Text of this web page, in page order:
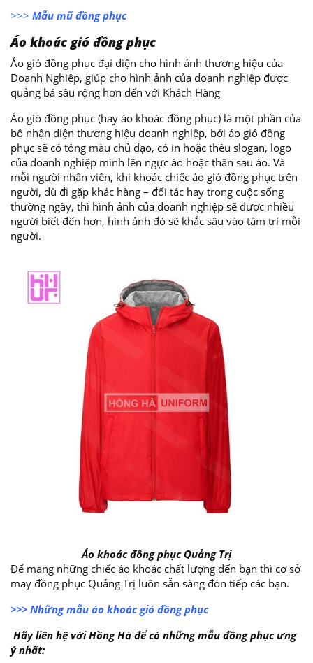
>>> Mẫu mũ đồng phục
Áo khoác gió đồng phục
Áo gió đồng phục đại diện cho hình ảnh thương hiệu của
Doanh Nghiệp, giúp cho hình ảnh của doanh nghiệp được
quảng bá sâu rộng hơn đến với Khách Hàng
Áo gió đồng phục (hay áo khoác đồng phục) là một phần của
bộ nhận diện thương hiệu doanh nghiệp, bởi áo gió đồng
phục sẽ có tông màu chủ đạo, có in hoặc thêu slogan, logo
của doanh nghiệp mình lên ngực áo hoặc thân sau áo. Và
mỗi người nhân viên, khi khoác chiếc áo gió đồng phục trên
người, dù đi gặp khác hàng – đối tác hay trong cuộc sống
thường ngày, thì hình ảnh của doanh nghiệp sẽ được nhiều
người biết đến hơn, hình ảnh đó sẽ khắc sâu vào tâm trí mỗi
người.
Áo khoác đồng phục Quảng Trị
Để mang những chiếc áo khoác chất lượng đến bạn thì cơ sở
may đồng phục Quảng Trị luôn sẵn sàng đón tiếp các bạn.
>>> Những mẫu áo khoác gió đồng phục
Hãy liên hệ với Hồng Hà để có những mẫu đồng phục ưng
ý nhất: